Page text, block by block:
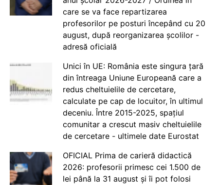
care se va face repartizarea
profesorilor pe posturi începând cu 20
august, după reorganizarea școlilor -
adresă oficială
Unici în UE: România este singura țară
din întreaga Uniune Europeană care a
redus cheltuielile de cercetare,
calculate pe cap de locuitor, în ultimul
deceniu. Între 2015-2025, spațiul
comunitar a crescut masiv cheltuielile
de cercetare - ultimele date Eurostat
OFICIAL Prima de carieră didactică
2026: profesorii primesc cei 1.500 de
lei până la 31 august și îi pot folosi